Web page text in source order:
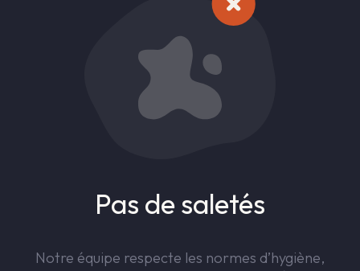
Pas de saletés
Notre équipe respecte les normes d’hygiène,